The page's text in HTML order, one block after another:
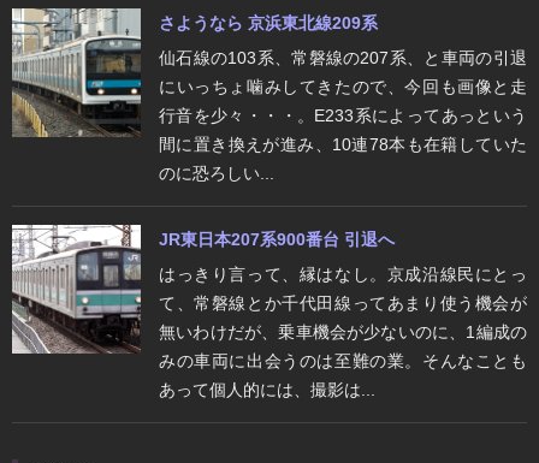
さようなら 京浜東北線209系
仙石線の103系、常磐線の207系、と車両の引退
にいっちょ噛みしてきたので、今回も画像と走
行音を少々・・・。E233系によってあっという
間に置き換えが進み、10連78本も在籍していた
のに恐ろしい...
JR東日本207系900番台 引退へ
はっきり言って、縁はなし。京成沿線民にとっ
て、常磐線とか千代田線ってあまり使う機会が
無いわけだが、乗車機会が少ないのに、1編成の
みの車両に出会うのは至難の業。そんなことも
あって個人的には、撮影は...